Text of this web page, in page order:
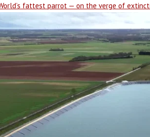
fattest parrot — on the verge of